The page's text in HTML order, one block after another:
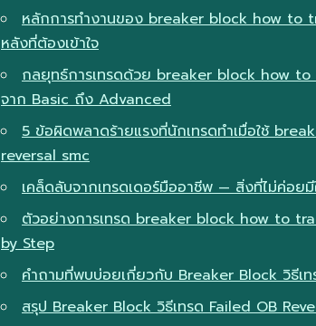
หลักการทำงานของ breaker block how to
หลังที่ต้องเข้าใจ
กลยุทธ์การเทรดด้วย breaker block how
จาก Basic ถึง Advanced
5 ข้อผิดพลาดร้ายแรงที่นักเทรดทำเมื่อใช้
reversal smc
เคล็ดลับจากเทรดเดอร์มืออาชีพ — สิ่งที่ไม่ค่อยมี
ตัวอย่างการเทรด breaker block how to
by Step
คำถามที่พบบ่อยเกี่ยวกับ Breaker Block วิธีเ
สรุป Breaker Block วิธีเทรด Failed OB